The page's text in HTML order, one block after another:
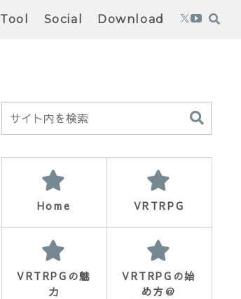
Tool Social Download
Home VRTRPG
VRTRPGの魅
力
VRTRPGの始
め方＠